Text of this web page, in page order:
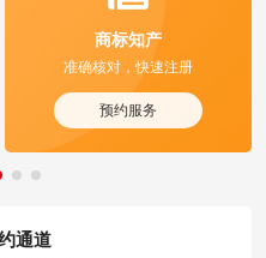
商标知产
准确核对，快速注册
预约服务
通道